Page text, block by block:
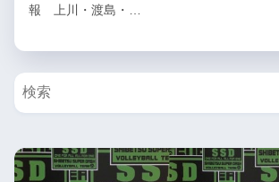
報 上川・渡島・…